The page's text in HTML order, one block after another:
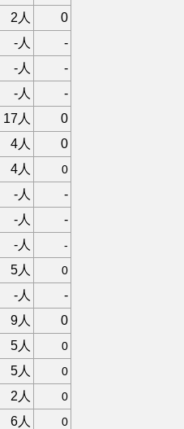
2人
0
-人
-
-人
-
-人
-
17人
0
4人
0
4人 0
-人
-
-人
-
-人 -
5人 0
-人
-
9人
0
5人 0
5人 0
2人 0
6人 0